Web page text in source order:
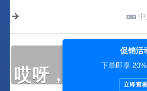
中
哎呀，此处出现
促销活
下单即享 20%
立即查看